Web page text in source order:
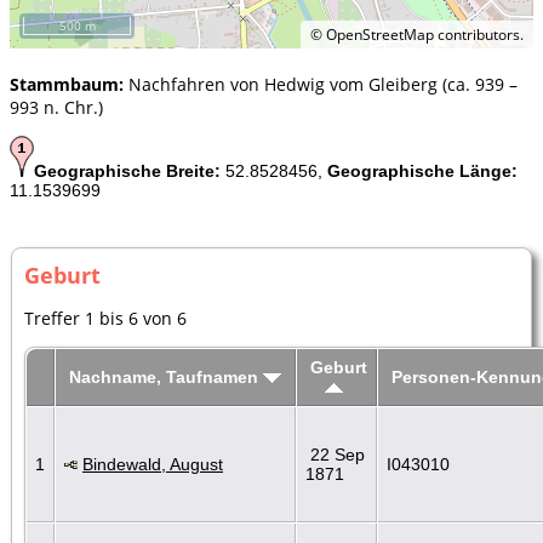
©OpenStreetMapcontributors.
500 m
Stammbaum: Nachfahren von Hedwig vom Gleiberg (ca. 939 –
993 n. Chr.)
Geographische Breite: 52.8528456, Geographische Länge:
11.1539699
Geburt
Treffer 1 bis 6 von 6
Nachname, Taufnamen Geburt Personen-
1 Bindewald, August
22 Sep
1871
I043010